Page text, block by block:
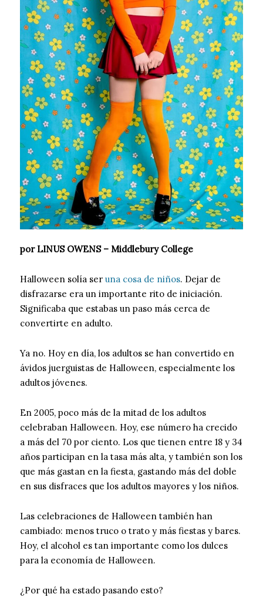
por LINUS OWENS – Middlebury College
Halloween solía ser una cosa de niños. Dejar de
disfrazarse era un importante rito de iniciación.
Significaba que estabas un paso más cerca de
convertirte en adulto.
Ya no. Hoy en día, los adultos se han convertido en
ávidos juerguistas de Halloween, especialmente los
adultos jóvenes.
En 2005, poco más de la mitad de los adultos
celebraban Halloween. Hoy, ese número ha crecido
a más del 70 por ciento. Los que tienen entre 18 y 34
años participan en la tasa más alta, y también son los
que más gastan en la fiesta, gastando más del doble
en sus disfraces que los adultos mayores y los niños.
Las celebraciones de Halloween también han
cambiado: menos truco o trato y más fiestas y bares.
Hoy, el alcohol es tan importante como los dulces
para la economía de Halloween.
¿Por qué ha estado pasando esto?